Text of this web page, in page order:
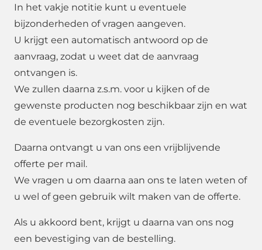
In het vakje notitie kunt u eventuele
bijzonderheden of vragen aangeven.
U krijgt een automatisch antwoord op de
aanvraag, zodat u weet dat de aanvraag
ontvangen is.
We zullen daarna z.s.m. voor u kijken of de
gewenste producten nog beschikbaar zijn en wat
de eventuele bezorgkosten zijn.
Daarna ontvangt u van ons een vrijblijvende
offerte per mail.
We vragen u om daarna aan ons te laten weten of
u wel of geen gebruik wilt maken van de offerte.
Als u akkoord bent, krijgt u daarna van ons nog
een bevestiging van de bestelling.